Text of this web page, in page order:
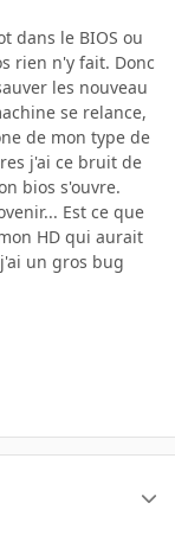
dans le BIOS ou
rien n'y fait. Donc
les nouveau
se relance,
de mon type de
j'ai ce bruit de
bios s'ouvre.
Est ce que
HD qui aurait
un gros bug